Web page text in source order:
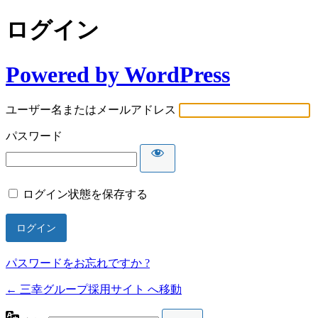
ログイン
Powered by WordPress
ユーザー名またはメールアドレス
パスワード
ログイン状態を保存する
パスワードをお忘れですか ?
← 三幸グループ採用サイト へ移動